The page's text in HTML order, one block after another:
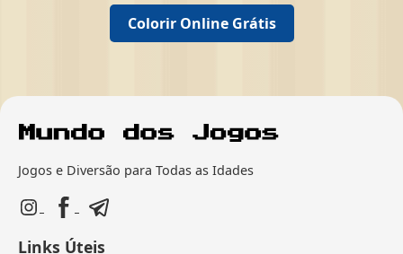
Colorir Online Grátis
Jogos e Diversão para Todas as Idades
Links Úteis